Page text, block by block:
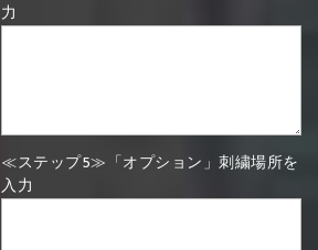
力
≪ステップ5≫「オプション」刺繍場所を
入力